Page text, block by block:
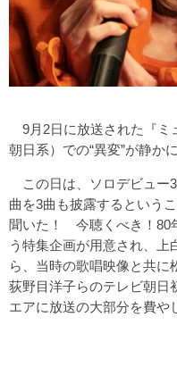
9月2日に放送された『ミ
朝日系）での“異変”が静か
この日は、ソロデビュー
曲を3曲も披露するという
聞いた！ 今聴くべき！80
う特集企画が用意され、
ら、当時の歌唱映像と共に
荻野目洋子らのテレビ朝日
エアに放送の大部分を費や